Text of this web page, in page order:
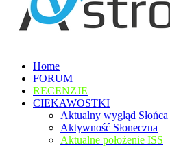
Home
FORUM
RECENZJE
CIEKAWOSTKI
Aktualny wygląd Słońca
Aktywność Słoneczna
Aktualne położenie ISS